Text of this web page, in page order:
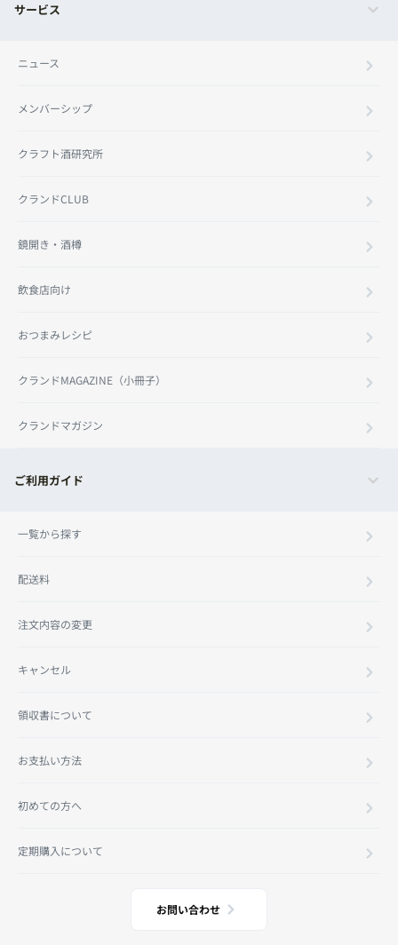
サービス
ニュース
メンバーシップ
クラフト酒研究所
クランドCLUB
鏡開き・酒樽
飲食店向け
おつまみレシピ
クランドMAGAZINE（小冊子）
クランドマガジン
ご利用ガイド
一覧から探す
配送料
注文内容の変更
キャンセル
領収書について
お支払い方法
初めての方へ
定期購入について
お問い合わせ